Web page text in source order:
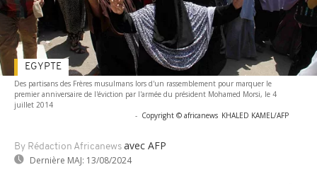
Des partisans des Frères musulmans lors d'un rassemblement pour marquer le
premier anniversaire de l'éviction par l'armée du président Mohamed Morsi, le 4
juillet 2014
- Copyright © africanews KHALED KAMEL/AFP
By Rédaction Africanews avec AFP
Dernière MAJ: 13/08/2024
EGYPTE